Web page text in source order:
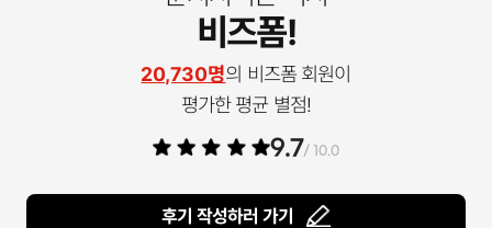
비즈폼!
20,730명의 비즈폼 회원이
평가한 평균 별점!
9.7/ 10.0
후기 작성하러 가기